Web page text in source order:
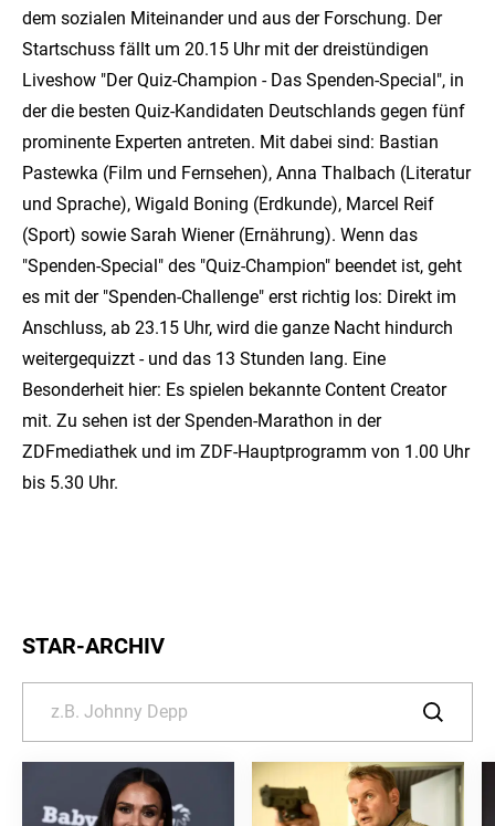
dem sozialen Miteinander und aus der Forschung. Der
Startschuss fällt um 20.15 Uhr mit der dreistündigen
Liveshow "Der Quiz-Champion - Das Spenden-Special", in
der die besten Quiz-Kandidaten Deutschlands gegen fünf
prominente Experten antreten. Mit dabei sind: Bastian
Pastewka (Film und Fernsehen), Anna Thalbach (Literatur
und Sprache), Wigald Boning (Erdkunde), Marcel Reif
(Sport) sowie Sarah Wiener (Ernährung). Wenn das
"Spenden-Special" des "Quiz-Champion" beendet ist, geht
es mit der "Spenden-Challenge" erst richtig los: Direkt im
Anschluss, ab 23.15 Uhr, wird die ganze Nacht hindurch
weitergequizzt - und das 13 Stunden lang. Eine
Besonderheit hier: Es spielen bekannte Content Creator
mit. Zu sehen ist der Spenden-Marathon in der
ZDFmediathek und im ZDF-Hauptprogramm von 1.00 Uhr
bis 5.30 Uhr.
STAR-ARCHIV